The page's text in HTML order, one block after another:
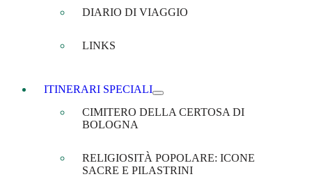
DIARIO DI VIAGGIO
LINKS
ITINERARI SPECIALI
CIMITERO DELLA CERTOSA DI
BOLOGNA
RELIGIOSITÀ POPOLARE: ICONE
SACRE E PILASTRINI